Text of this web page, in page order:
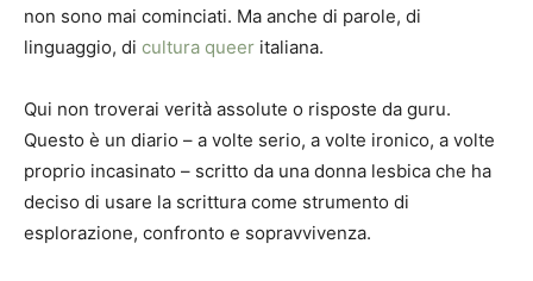
non sono mai cominciati. Ma anche di parole, di
linguaggio, di cultura queer italiana.
Qui non troverai verità assolute o risposte da guru.
Questo è un diario – a volte serio, a volte ironico, a volte
proprio incasinato – scritto da una donna lesbica che ha
deciso di usare la scrittura come strumento di
esplorazione, confronto e sopravvivenza.